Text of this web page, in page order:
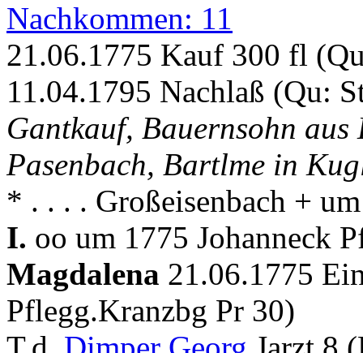
Nachkommen: 11
21.06.1775 Kauf 300 fl
11.04.1795 Nachlaß (Qu:
Gantkauf, Bauernsohn
Pasenbach, Bartlme in
* . . . . Großeisenbach +
I. oo um 1775 Johanneck
Magdalena 21.06.1775
Pflegg.Kranzbg Pr 30)